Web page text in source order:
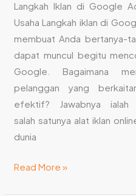
Langkah Iklan di Google
Usaha Langkah iklan di
membuat Anda bertanya-
dapat muncul begitu
Google. Bagaimana
pelanggan yang
efektif? Jawabnya
salah satunya alat iklan
dunia
Usaha
Read More »